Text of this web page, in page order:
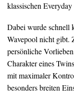
klassischen
Dabei wurde schnell
Wavepool nicht gibt.
persönliche
Charakter eines
mit maximaler
besonders breiten